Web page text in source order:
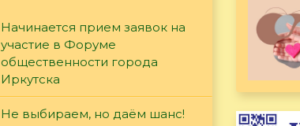
Начинается прием заявок на
участие в Форуме
общественности города
Иркутска
Не выбираем, но даём шанс!